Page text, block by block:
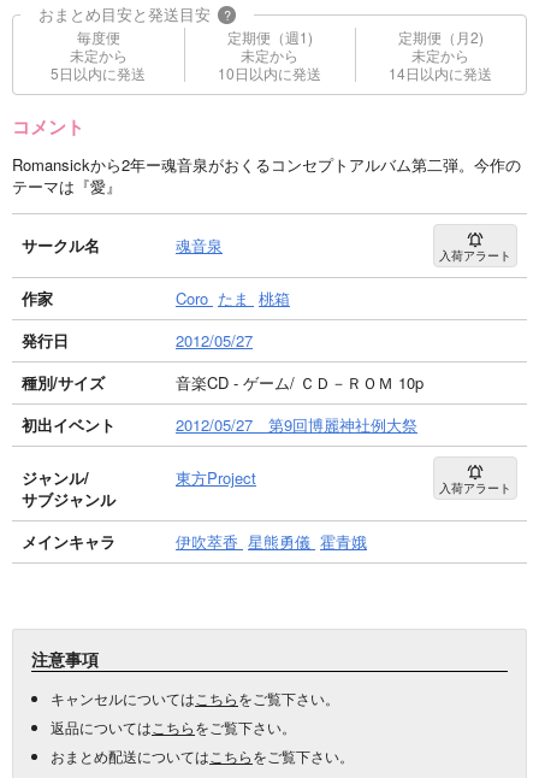
おまとめ目安と発送目安 ?
毎度便
未定から
5日以内に発送
定期便（週1)
未定から
10日以内に発送
定期便（月2)
未定から
14日以内に発送
コメント
Romansickから2年ー魂音泉がおくるコンセプトアルバム第二弾。今作の
テーマは『愛』
サークル名 魂音泉 入荷アラート
作家 Coro たま 桃箱
発行日
2012/05/27
種別/サイズ
音楽CD - ゲーム/ ＣＤ－ＲＯＭ 10p
初出イベント
2012/05/27 第9回博麗神社例大祭
ジャンル/
サブジャンル
東方Project 入荷アラート
メインキャラ 伊吹萃香 星熊勇儀 霍青娥
注意事項
キャンセルについては こちらをご覧下さい。
返品については こちらをご覧下さい。
おまとめ配送については こちらをご覧下さい。